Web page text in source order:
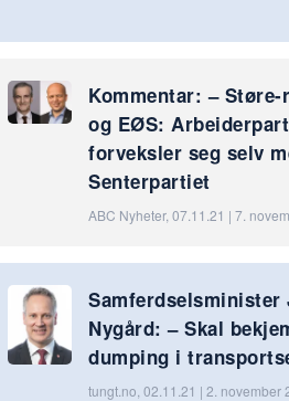
Kommentar: –
og EØS:
forveksler seg selv
Senterpartiet
ABC Nyheter, 07.11.21 | 7.
Samferdselsminister
Nygård: – Skal
dumping i
tungt.no, 02.11.21 | 2. november